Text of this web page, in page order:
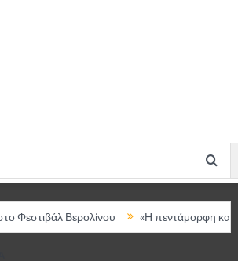
«Η πεντάμορφη και το τέρας –